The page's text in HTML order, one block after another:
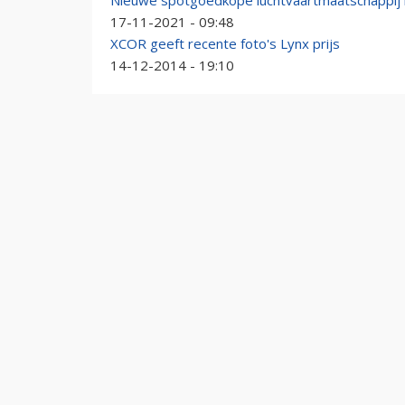
17-11-2021 - 09:48
XCOR geeft recente foto's Lynx prijs
14-12-2014 - 19:10